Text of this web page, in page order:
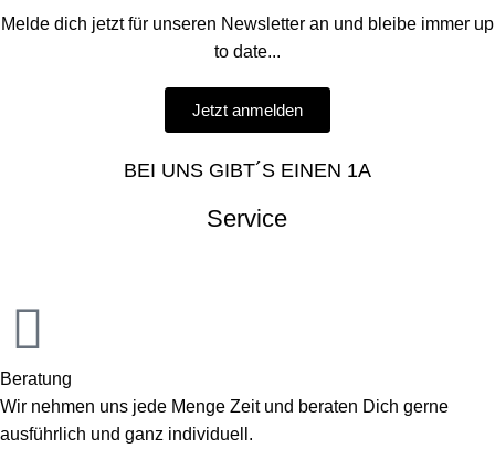
Melde dich jetzt für unseren Newsletter an und bleibe immer up
to date...
Jetzt anmelden
BEI UNS GIBT´S EINEN 1A
Service
Beratung
Wir nehmen uns jede Menge Zeit und beraten Dich gerne
ausführlich und ganz individuell.